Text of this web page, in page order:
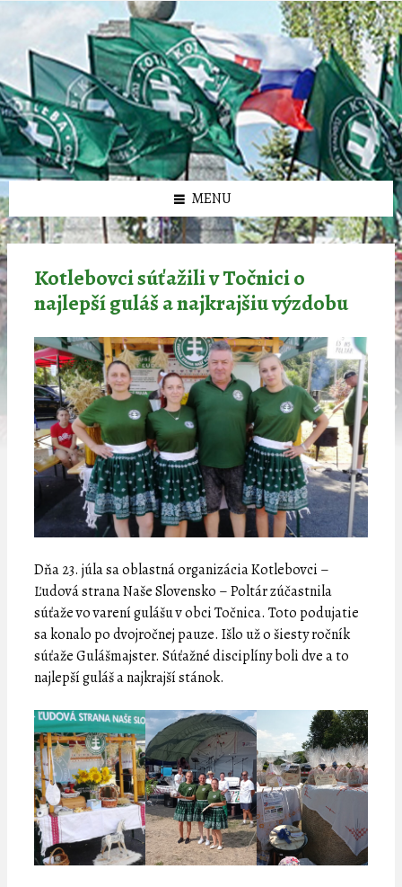
олимп казино
Preskočiť
Preskočiť
panel
Preskočiť
panel
Preskočiť
MENU
Kotlebovci súťažili v Točnici o
najlepší guláš a najkrajšiu výzdobu
Dňa 23. júla sa oblastná organizácia Kotlebovci –
Ľudová strana Naše Slovensko – Poltár zúčastnila
súťaže vo varení gulášu v obci Točnica. Toto podujatie
sa konalo po dvojročnej pauze. Išlo už o šiesty ročník
súťaže Gulášmajster. Súťažné disciplíny boli dve a to
najlepší guláš a najkrajší stánok.